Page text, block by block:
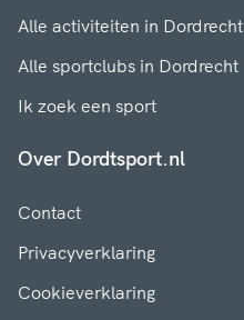
Alle activiteiten in Dordrecht
Alle sportclubs in Dordrecht
Ik zoek een sport
Over Dordtsport.nl
Contact
Privacyverklaring
Cookieverklaring